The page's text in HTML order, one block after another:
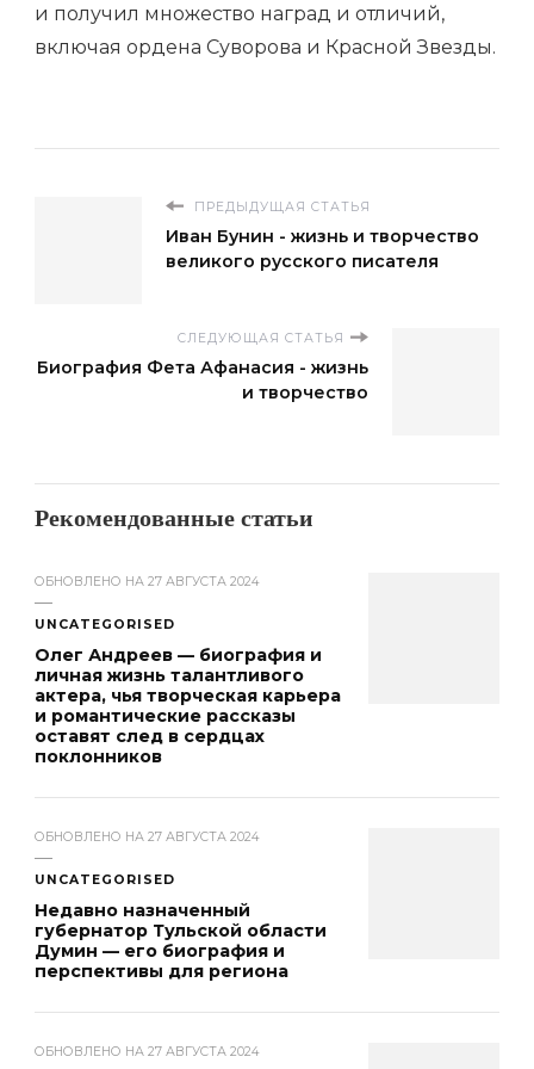
и получил множество наград и отличий,
включая ордена Суворова и Красной Звезды.
ПРЕДЫДУЩАЯ СТАТЬЯ
Иван Бунин - жизнь и творчество
великого русского писателя
СЛЕДУЮЩАЯ СТАТЬЯ
Биография Фета Афанасия - жизнь
и творчество
Рекомендованные статьи
ОБНОВЛЕНО НА 27 АВГУСТА 2024
UNCATEGORISED
Олег Андреев — биография и
личная жизнь талантливого
актера, чья творческая карьера
и романтические рассказы
оставят след в сердцах
поклонников
ОБНОВЛЕНО НА 27 АВГУСТА 2024
UNCATEGORISED
Недавно назначенный
губернатор Тульской области
Думин — его биография и
перспективы для региона
ОБНОВЛЕНО НА 27 АВГУСТА 2024